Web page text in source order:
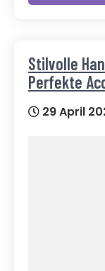
Stilvolle
Perfekte
29 April